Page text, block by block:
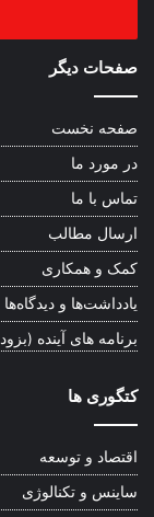
صفحات دیگر
صفحه نخست
در مورد ما
تماس با ما
ارسال مطالب
کمک و همکاری
یادداشت‌ها و دیدگاه‌ها
برنامه های آینده
کتگوری ها
اقتصاد و توسعه
ساینس و تکنالوژی